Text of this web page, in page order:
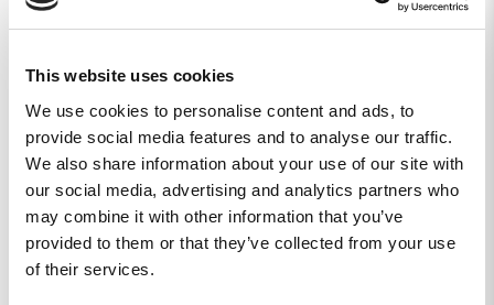
This website uses cookies
We use cookies to personalise content and ads, to
provide social media features and to analyse our traffic.
We also share information about your use of our site with
our social media, advertising and analytics partners who
may combine it with other information that you’ve
provided to them or that they’ve collected from your use
of their services.
V
Sweden
CAMO TIGHTS
Sköna och snygga men tyvärr med en söm mitt i nedre
regionen som resulterar i en väldigt osnygg camel toe. Inte